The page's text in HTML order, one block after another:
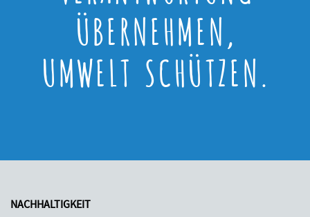
ÜBERNEHMEN,
UMWELT SCHÜTZEN.
NACHHALTIGKEIT